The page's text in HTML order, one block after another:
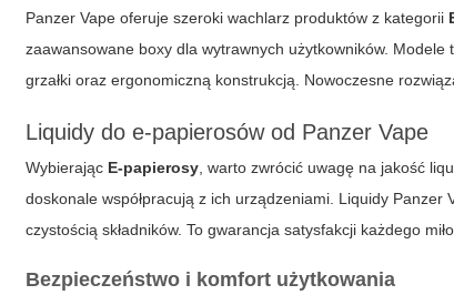
Panzer Vape oferuje szeroki wachlarz produktów z kategorii
zaawansowane boxy dla wytrawnych użytkowników. Modele
grzałki oraz ergonomiczną konstrukcją. Nowoczesne
Liquidy do e-papierosów od Panzer Vape
Wybierając E-papierosy, warto zwrócić uwagę na jakość
doskonale współpracują z ich urządzeniami. Liquidy
czystością składników. To gwarancja satysfakcji każdego
Bezpieczeństwo i komfort użytkowania